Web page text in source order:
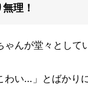
理！
んが堂々として
わい…」とばかり